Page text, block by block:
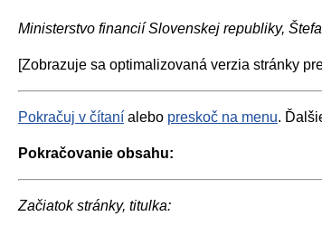
Ministerstvo financií Slovenskej republiky,
[Zobrazuje sa optimalizovaná verzia stránky
Pokračuj v čítaní alebo preskoč na menu.
Pokračovanie obsahu:
Začiatok stránky, titulka: